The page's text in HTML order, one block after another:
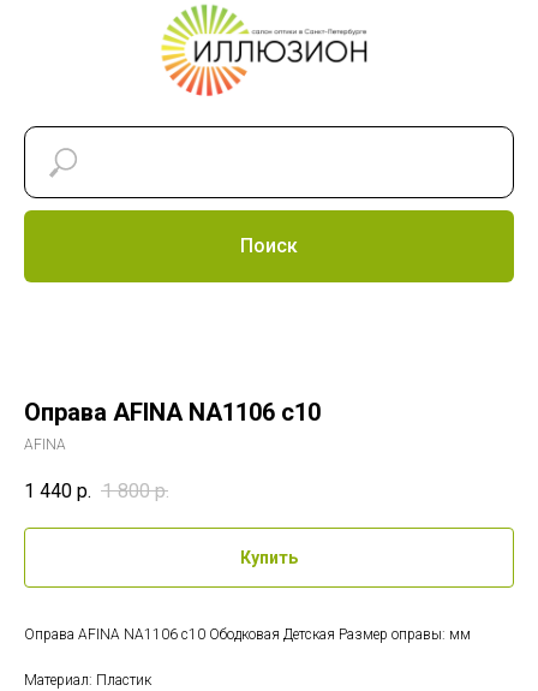
Поиск
Оправа AFINA NA1106 c10
AFINA
1 440 р. 1 800 р.
Купить
Оправа AFINA NA1106 c10 Ободковая Детская Размер оправы: мм
Материал: Пластик